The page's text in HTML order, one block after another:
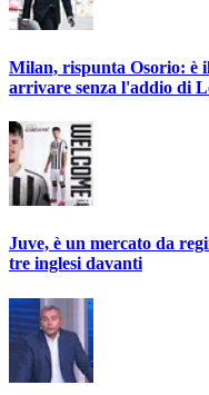
Milan, rispunta Osorio: è
arrivare senza l'addio di
Juve, è un mercato da
tre inglesi davanti